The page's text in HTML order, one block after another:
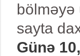
bölməyə
sayta
Günə